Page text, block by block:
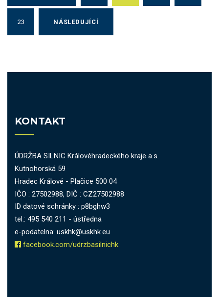
23 NÁSLEDUJÍCÍ
KONTAKT
ÚDRŽBA SILNIC Královéhradeckého kraje a.s.
Kutnohorská 59
Hradec Králové - Plačice 500 04
IČO : 27502988, DIČ : CZ27502988
ID datové schránky : p8bghw3
tel.: 495 540 211 - ústředna
e-podatelna: uskhk@uskhk.eu
facebook.com/udrzbasilnichk